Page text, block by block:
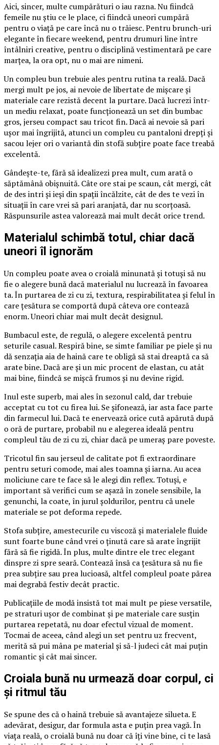
Aici, sincer, multe cumpărături o iau razna. Nu fiindcă
femeile nu știu ce le place, ci fiindcă uneori cumpără
pentru o viață pe care încă nu o trăiesc. Pentru brunch-uri
elegante în fiecare weekend, pentru drumuri line între
întâlniri creative, pentru o disciplină vestimentară pe care
marțea, la ora opt, nu o mai are nimeni.
Un compleu bun trebuie ales pentru rutina ta reală. Dacă
mergi mult pe jos, ai nevoie de libertate de mișcare și
materiale care rezistă decent la purtare. Dacă lucrezi într-
un mediu relaxat, poate funcționează un set din bumbac
gros, jerseu compact sau tricot fin. Dacă ai nevoie să pari
ușor mai îngrijită, atunci un compleu cu pantaloni drepți și
sacou lejer ori o variantă din stofă subțire poate face treabă
excelentă.
Gândește-te, fără să idealizezi prea mult, cum arată o
săptămână obișnuită. Câte ore stai pe scaun, cât mergi, cât
de des intri și ieși din spații încălzite, cât de des te vezi în
situații în care vrei să pari aranjată, dar nu scorțoasă.
Răspunsurile astea valorează mai mult decât orice trend.
Materialul schimbă totul, chiar dacă
uneori îl ignorăm
Un compleu poate avea o croială minunată și totuși să nu
fie o alegere bună dacă materialul nu lucrează în favoarea
ta. În purtarea de zi cu zi, textura, respirabilitatea și felul în
care țesătura se comportă după câteva ore contează
enorm. Uneori chiar mai mult decât designul.
Bumbacul este, de regulă, o alegere excelentă pentru
seturile casual. Respiră bine, se simte familiar pe piele și nu
dă senzația aia de haină care te obligă să stai dreaptă ca să
arate bine. Dacă are și un mic procent de elastan, cu atât
mai bine, fiindcă se mișcă frumos și nu devine rigid.
Inul este superb, mai ales în sezonul cald, dar trebuie
acceptat cu tot cu firea lui. Se șifonează, iar asta face parte
din farmecul lui. Dacă te enervează orice cută apărută după
o oră de purtare, probabil nu e alegerea ideală pentru
compleul tău de zi cu zi, chiar dacă pe umeraș pare poveste.
Tricotul fin sau jerseul de calitate pot fi extraordinare
pentru seturi comode, mai ales toamna și iarna. Au acea
moliciune care te face să le alegi din reflex. Totuși, e
important să verifici cum se așază în zonele sensibile, la
genunchi, la coate, în jurul șoldurilor, pentru că unele
materiale se pot deforma repede.
Stofa subțire, amestecurile cu viscoză și materialele fluide
sunt foarte bune când vrei o ținută care să arate îngrijit
fără să fie rigidă. În plus, multe dintre ele trec elegant
dinspre zi spre seară. Contează însă ca țesătura să nu fie
prea subțire sau prea lucioasă, altfel compleul poate părea
mai degrabă festiv decât practic.
Publicațiile de modă insistă tot mai mult pe piese versatile,
pe straturi ușor de combinat și pe materiale care susțin
purtarea repetată, nu doar efectul vizual de moment.
Tocmai de aceea, când alegi un set pentru uz frecvent,
merită să pui mâna pe material și să-l judeci cât mai puțin
romantic și cât mai sincer.
Croiala bună nu urmează doar corpul, ci
și ritmul tău
Se spune des că o haină trebuie să avantajeze silueta. E
adevărat, desigur, dar formula asta e puțin prea vagă. În
viața reală, o croială bună nu doar că îți vine bine, ci te lasă